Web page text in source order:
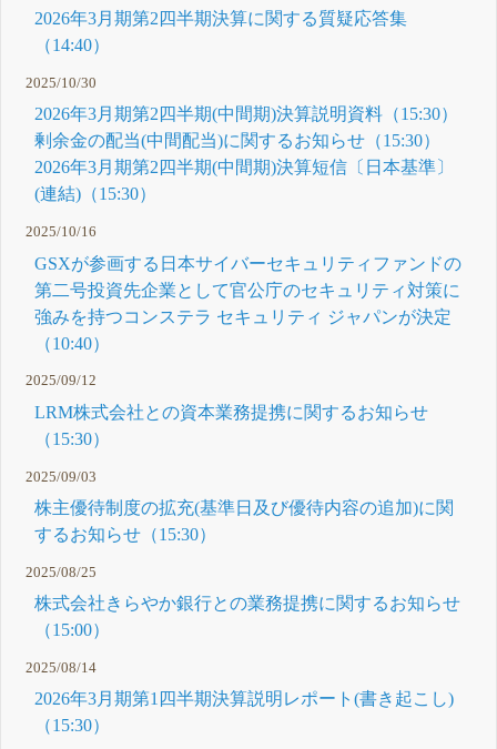
2026年3月期第2四半期決算に関する質疑応答集
（14:40）
2025/10/30
2026年3月期第2四半期(中間期)決算説明資料（15:30）
剰余金の配当(中間配当)に関するお知らせ（15:30）
2026年3月期第2四半期(中間期)決算短信〔日本基準〕
(連結)（15:30）
2025/10/16
GSXが参画する日本サイバーセキュリティファンドの
第二号投資先企業として官公庁のセキュリティ対策に
強みを持つコンステラ セキュリティ ジャパンが決定
（10:40）
2025/09/12
LRM株式会社との資本業務提携に関するお知らせ
（15:30）
2025/09/03
株主優待制度の拡充(基準日及び優待内容の追加)に関
するお知らせ（15:30）
2025/08/25
株式会社きらやか銀行との業務提携に関するお知らせ
（15:00）
2025/08/14
2026年3月期第1四半期決算説明レポート(書き起こし)
（15:30）